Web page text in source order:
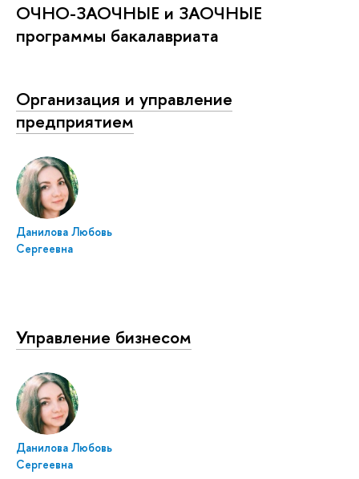
ОЧНО-ЗАОЧНЫЕ и ЗАОЧНЫЕ
программы бакалавриата
Организация и управление
предприятием
Данилова Любовь
Сергеевна
Управление бизнесом
Данилова Любовь
Сергеевна